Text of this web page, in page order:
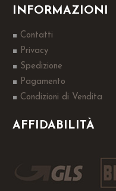
INFORMAZIONI
Contatti
Privacy
Spedizione
Pagamento
Condizioni di Vendita
AFFIDABILITÀ